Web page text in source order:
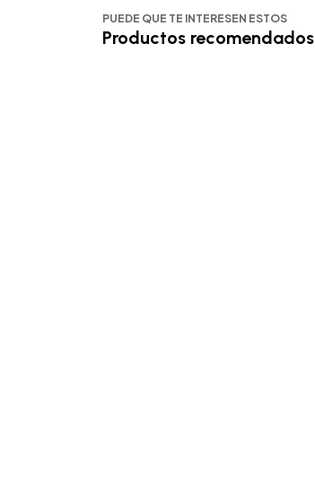
PUEDE QUE TE INTERESEN ESTOS
Productos recomendados